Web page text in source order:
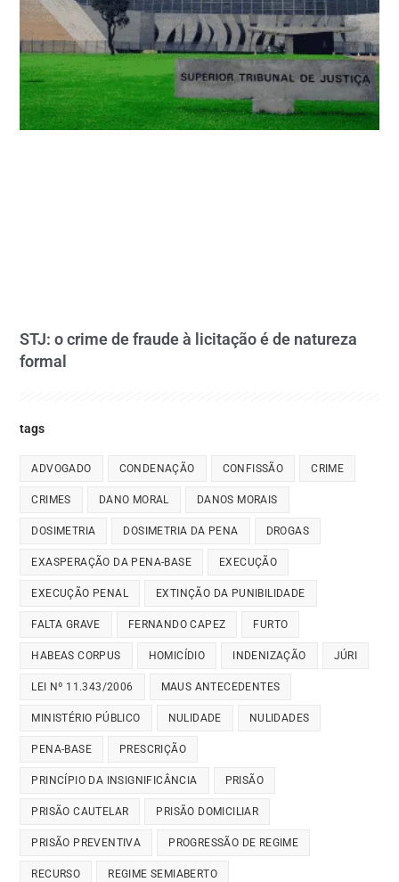
STJ: o crime de fraude à licitação é de natureza
formal
tags
ADVOGADO CONDENAÇÃO CONFISSÃO CRIME
CRIMES DANO MORAL DANOS MORAIS
DOSIMETRIA DOSIMETRIA DA PENA DROGAS
EXASPERAÇÃO DA PENA-BASE EXECUÇÃO
EXECUÇÃO PENAL EXTINÇÃO DA PUNIBILIDADE
FALTA GRAVE FERNANDO CAPEZ FURTO
HABEAS CORPUS HOMICÍDIO INDENIZAÇÃO JÚRI
LEI Nº 11.343/2006 MAUS ANTECEDENTES
MINISTÉRIO PÚBLICO NULIDADE NULIDADES
PENA-BASE PRESCRIÇÃO
PRINCÍPIO DA INSIGNIFICÂNCIA PRISÃO
PRISÃO CAUTELAR PRISÃO DOMICILIAR
PRISÃO PREVENTIVA PROGRESSÃO DE REGIME
RECURSO REGIME SEMIABERTO